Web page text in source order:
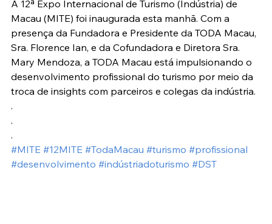
A 12ª Expo Internacional de Turismo (Indústria) de
Macau (MITE) foi inaugurada esta manhã. Com a
presença da Fundadora e Presidente da TODA Macau,
Sra. Florence Ian, e da Cofundadora e Diretora Sra.
Mary Mendoza, a TODA Macau está impulsionando o
desenvolvimento profissional do turismo por meio da
troca de insights com parceiros e colegas da indústria.
.
.
.
#MITE #12MITE #TodaMacau #turismo #profissional
#desenvolvimento #indústriadoturismo #DST